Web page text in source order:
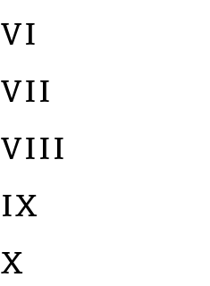
vi
vii
viii
ix
x